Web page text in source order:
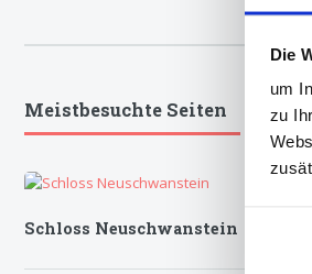
Die
um
zu
Meistbesuchte Seiten
Schloss Neuschwanstein